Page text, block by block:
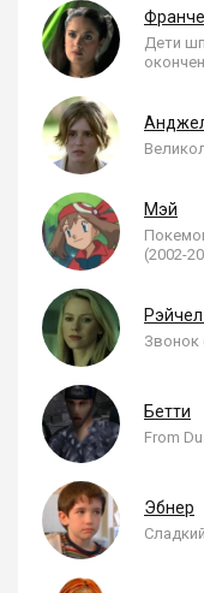
Дети
Мэй
(2002-
Звонок
Бетти
From
Эбнер